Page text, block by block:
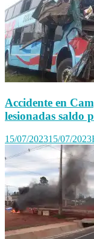
Accidente en
lesionadas saldo
15/07/202315/07/2023